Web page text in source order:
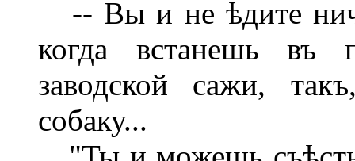
-- Вы и не ѣдите
когда встанешь въ
заводской сажи,
собаку...